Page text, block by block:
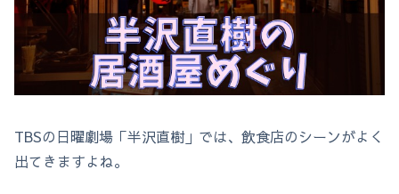
TBSの日曜劇場「半沢直樹」では、飲食店のシーンがよく
出てきますよね。